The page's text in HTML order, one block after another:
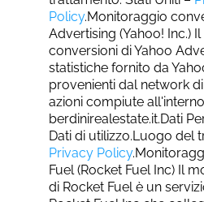
Policy.Monitoraggio
Advertising (Yahoo! Inc.)
conversioni di Yahoo
statistiche fornito da
provenienti dal network
azioni compiute
berdinirealestate.it.Dati
Dati di utilizzo.Luogo del
Privacy Policy
Fuel (Rocket Fuel Inc) Il
di Rocket Fuel è un